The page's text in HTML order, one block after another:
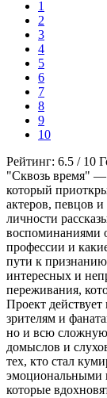
1
2
3
4
5
6
7
8
9
10
Рейтинг: 6.5 / 10
"Сквозь время" —
который
актеров, певцов
личности
воспоминаниями
профессии и
пути к
интересных и
переживания,
Проект
зрителям и
но и всю сложную
домыслов и
тех, кто стал
эмоциональными
которые